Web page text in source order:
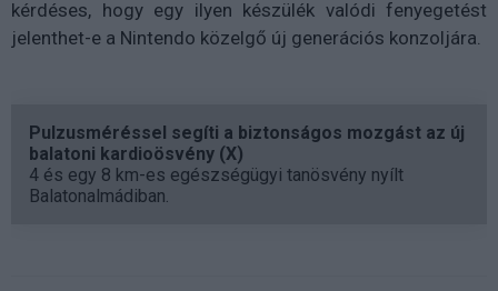
kérdéses, hogy egy ilyen készülék valódi fenyegetést
jelenthet-e a Nintendo közelgő új generációs konzoljára.
Pulzusméréssel segíti a biztonságos mozgást az új
balatoni kardioösvény (X)
4 és egy 8 km-es egészségügyi tanösvény nyílt
Balatonalmádiban.